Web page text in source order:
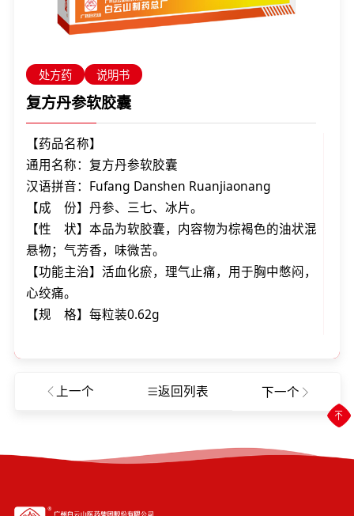
处方药 说明书
复方丹参软胶囊
【药品名称】
通用名称：复方丹参软胶囊
汉语拼音：Fufang Danshen Ruanjiaonang
【成 份】丹参、三七、冰片。
【性 状】本品为软胶囊，内容物为棕褐色的油状混
悬物；气芳香，味微苦。
【功能主治】活血化瘀，理气止痛，用于胸中憋闷，
心绞痛。
【规 格】每粒装0.62g
上一个 返回列表 下一个